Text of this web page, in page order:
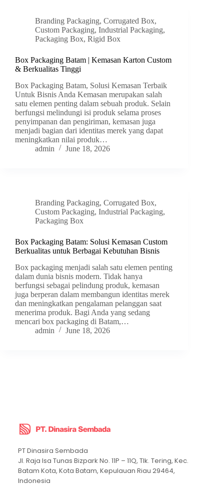
Branding Packaging, Corrugated Box,
Custom Packaging, Industrial Packaging,
Packaging Box, Rigid Box
Box Packaging Batam | Kemasan Karton Custom
& Berkualitas Tinggi
Box Packaging Batam, Solusi Kemasan Terbaik
Untuk Bisnis Anda Kemasan merupakan salah
satu elemen penting dalam sebuah produk. Selain
berfungsi melindungi isi produk selama proses
penyimpanan dan pengiriman, kemasan juga
menjadi bagian dari identitas merek yang dapat
meningkatkan nilai produk…
admin
June 18, 2026
Branding Packaging, Corrugated Box,
Custom Packaging, Industrial Packaging,
Packaging Box
Box Packaging Batam: Solusi Kemasan Custom
Berkualitas untuk Berbagai Kebutuhan Bisnis
Box packaging menjadi salah satu elemen penting
dalam dunia bisnis modern. Tidak hanya
berfungsi sebagai pelindung produk, kemasan
juga berperan dalam membangun identitas merek
dan meningkatkan pengalaman pelanggan saat
menerima produk. Bagi Anda yang sedang
mencari box packaging di Batam,…
admin
June 18, 2026
PT Dinasira Sembada
Jl. Raja Isa Tunas Bizpark No. 11P – 11Q, Tlk. Tering, Kec.
Batam Kota, Kota Batam, Kepulauan Riau 29464,
Indonesia